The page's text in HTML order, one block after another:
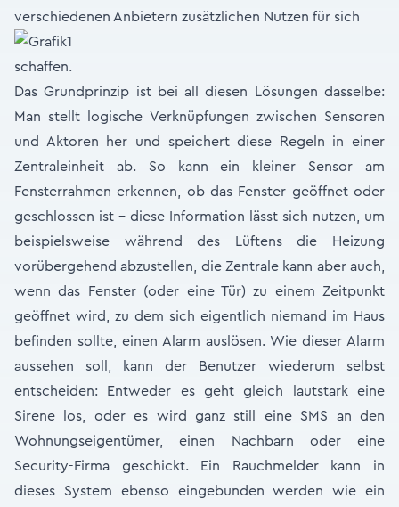
verschiedenen Anbietern zusätzlichen Nutzen für sich
schaffen.
Das Grundprinzip ist bei all diesen Lösungen dasselbe:
Man stellt logische Verknüpfungen zwischen Sensoren
und Aktoren her und speichert diese Regeln in einer
Zentraleinheit ab. So kann ein kleiner Sensor am
Fensterrahmen erkennen, ob das Fenster geöffnet oder
geschlossen ist – diese Information lässt sich nutzen, um
beispielsweise während des Lüftens die Heizung
vorübergehend abzustellen, die Zentrale kann aber auch,
wenn das Fenster (oder eine Tür) zu einem Zeitpunkt
geöffnet wird, zu dem sich eigentlich niemand im Haus
befinden sollte, einen Alarm auslösen. Wie dieser Alarm
aussehen soll, kann der Benutzer wiederum selbst
entscheiden: Entweder es geht gleich lautstark eine
Sirene los, oder es wird ganz still eine SMS an den
Wohnungseigentümer, einen Nachbarn oder eine
Security-Firma geschickt. Ein Rauchmelder kann in
dieses System ebenso eingebunden werden wie ein